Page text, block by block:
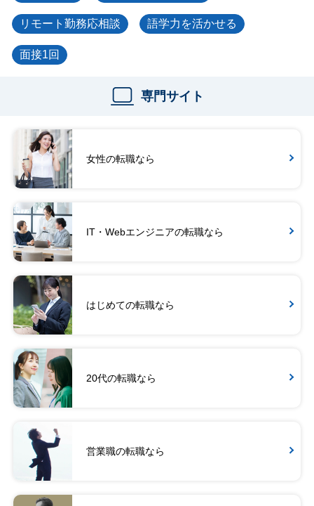
リモート勤務応相談 語学力を活かせる
面接1回
専門サイト
女性の転職なら
IT・Webエンジニアの転職なら
はじめての転職なら
20代の転職なら
営業職の転職なら